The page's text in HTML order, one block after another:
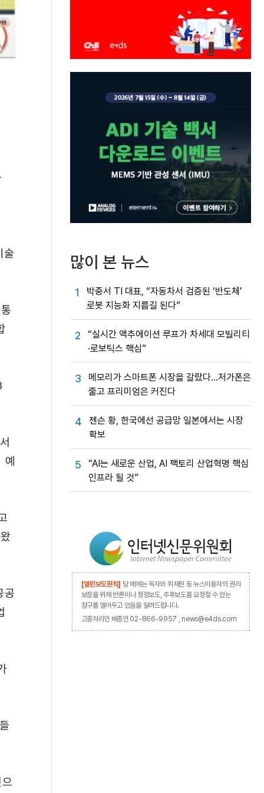
공
많이 본 뉴스
1
박중서 TI 대표, “자동차서 검증된 ‘반도체’
로봇 지능화 지름길 된다”
2
“실시간 액추에이션 루프가 차세대 모빌리티
·로보틱스 핵심”
3
메모리가 스마트폰 시장을 갈랐다…저가폰은
줄고 프리미엄은 커진다
4
젠슨 황, 한국에선 공급망 일본에서는 시장
확보
5
“AI는 새로운 산업, AI 팩토리 산업혁명 핵심
인프라 될 것”
[열린보도원칙] 당 매체는 독자와 취재원 등 뉴스이용자의 권리
보장을 위해 반론이나 정정보도, 추후보도를 요청할 수 있는
창구를 열어두고 있음을 알려드립니다.
고충처리인 배종인 02-866-9957 , news@e4ds.com